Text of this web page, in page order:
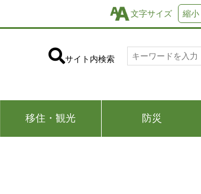
文字サイズ 縮小
サイト内検索
移住・観光 防災